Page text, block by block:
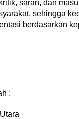
saran, dan
sehingga
berdasarkan
: